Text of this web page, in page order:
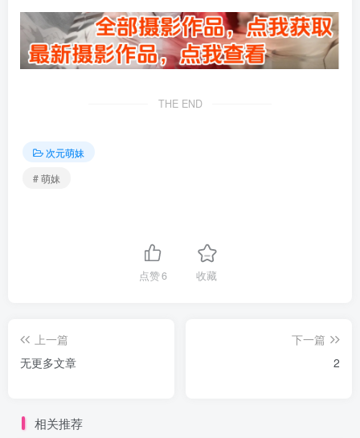
THE END
次元萌妹
# 萌妹
点赞6 收藏
上一篇
无更多文章
下一篇
2
相关推荐